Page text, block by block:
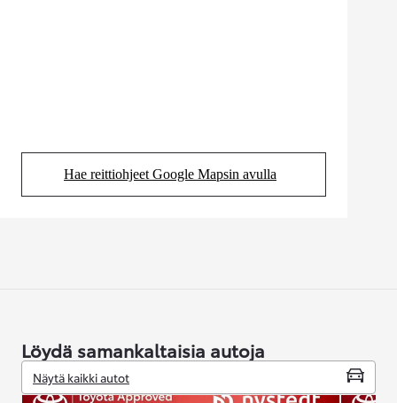
Hae reittiohjeet Google Mapsin avulla
(Aukeaa uudessa välilehdessä)
Löydä samankaltaisia autoja
Näytä kaikki autot